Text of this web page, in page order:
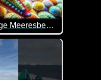
Mystic Reefs - Lebendige Meeresbewohner und beruhigende Meeresgeräusche
Lust, dir tolle